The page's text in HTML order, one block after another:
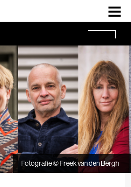
Fotografie © Freek van den Bergh